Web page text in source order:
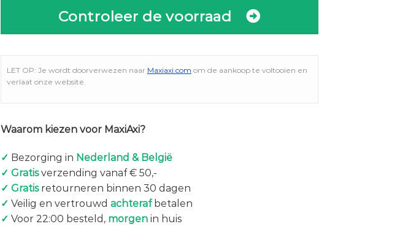
Controleer de voorraad
LET OP: Je wordt doorverwezen naar Maxiaxi.com om de aankoop te voltooien en
verlaat onze website.
Waarom kiezen voor MaxiAxi?
✓ Bezorging in Nederland & België
✓ Gratisverzending vanaf € 50,-
✓ Gratisretourneren binnen 30 dagen
✓ Veilig en vertrouwd achterafbetalen
✓ Voor 22:00 besteld, morgenin huis